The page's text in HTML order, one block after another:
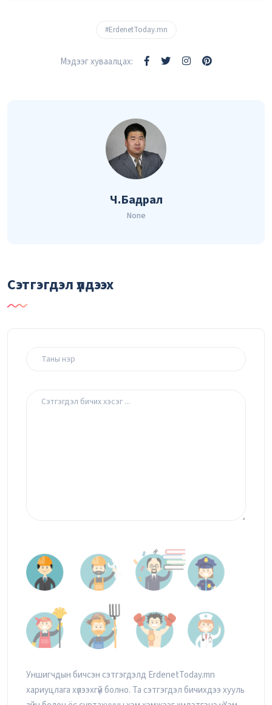
#ErdenetToday.mn
Мэдээг хуваалцах:
Ч.Бадрал
None
Сэтгэгдэл үлдээх
Уншигчдын бичсэн сэтгэгдэлд ErdenetToday.mn
хариуцлага хүлээхгүй болно. Та сэтгэгдэл бичихдээ хууль